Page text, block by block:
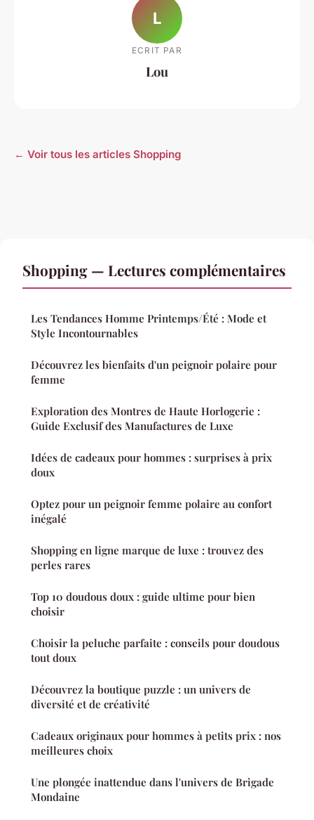
L
ECRIT PAR
Lou
← Voir tous les articles Shopping
Shopping — Lectures complémentaires
Les Tendances Homme Printemps/Été : Mode et
Style Incontournables
Découvrez les bienfaits d'un peignoir polaire pour
femme
Exploration des Montres de Haute Horlogerie :
Guide Exclusif des Manufactures de Luxe
Idées de cadeaux pour hommes : surprises à prix
doux
Optez pour un peignoir femme polaire au confort
inégalé
Shopping en ligne marque de luxe : trouvez des
perles rares
Top 10 doudous doux : guide ultime pour bien
choisir
Choisir la peluche parfaite : conseils pour doudous
tout doux
Découvrez la boutique puzzle : un univers de
diversité et de créativité
Cadeaux originaux pour hommes à petits prix : nos
meilleures choix
Une plongée inattendue dans l'univers de Brigade
Mondaine